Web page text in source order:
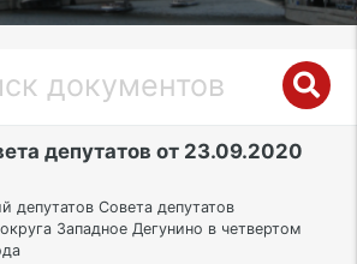
округ Западное
депутатов от 23.09.2020
депутатов Совета депутатов
Западное Дегунино в четвертом